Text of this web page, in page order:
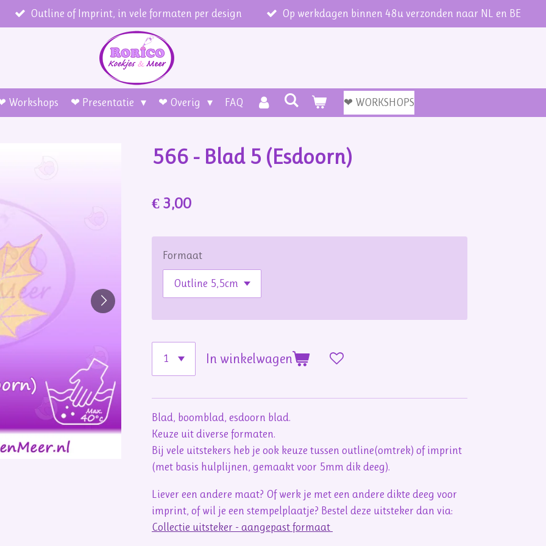
Outline of Imprint, in vele formaten per design Op werkdagen binnen 48u verzonden naar NL en BE
Workshops ❤ Presentatie ❤ Overig FAQ ❤ WORKSHOPS
566 - Blad 5 (Esdoorn)
€ 3,00
Formaat
In winkelwagen
Blad, boomblad, esdoorn blad.
Keuze uit diverse formaten.
Bij vele uitstekers heb je ook keuze tussen outline(omtrek) of imprint
(met basis hulplijnen, gemaakt voor 5mm dik deeg).
Liever een andere maat? Of werk je met een andere dikte deeg voor
imprint, of wil je een stempelplaatje? Bestel deze uitsteker dan via:
Collectie uitsteker - aangepast formaat